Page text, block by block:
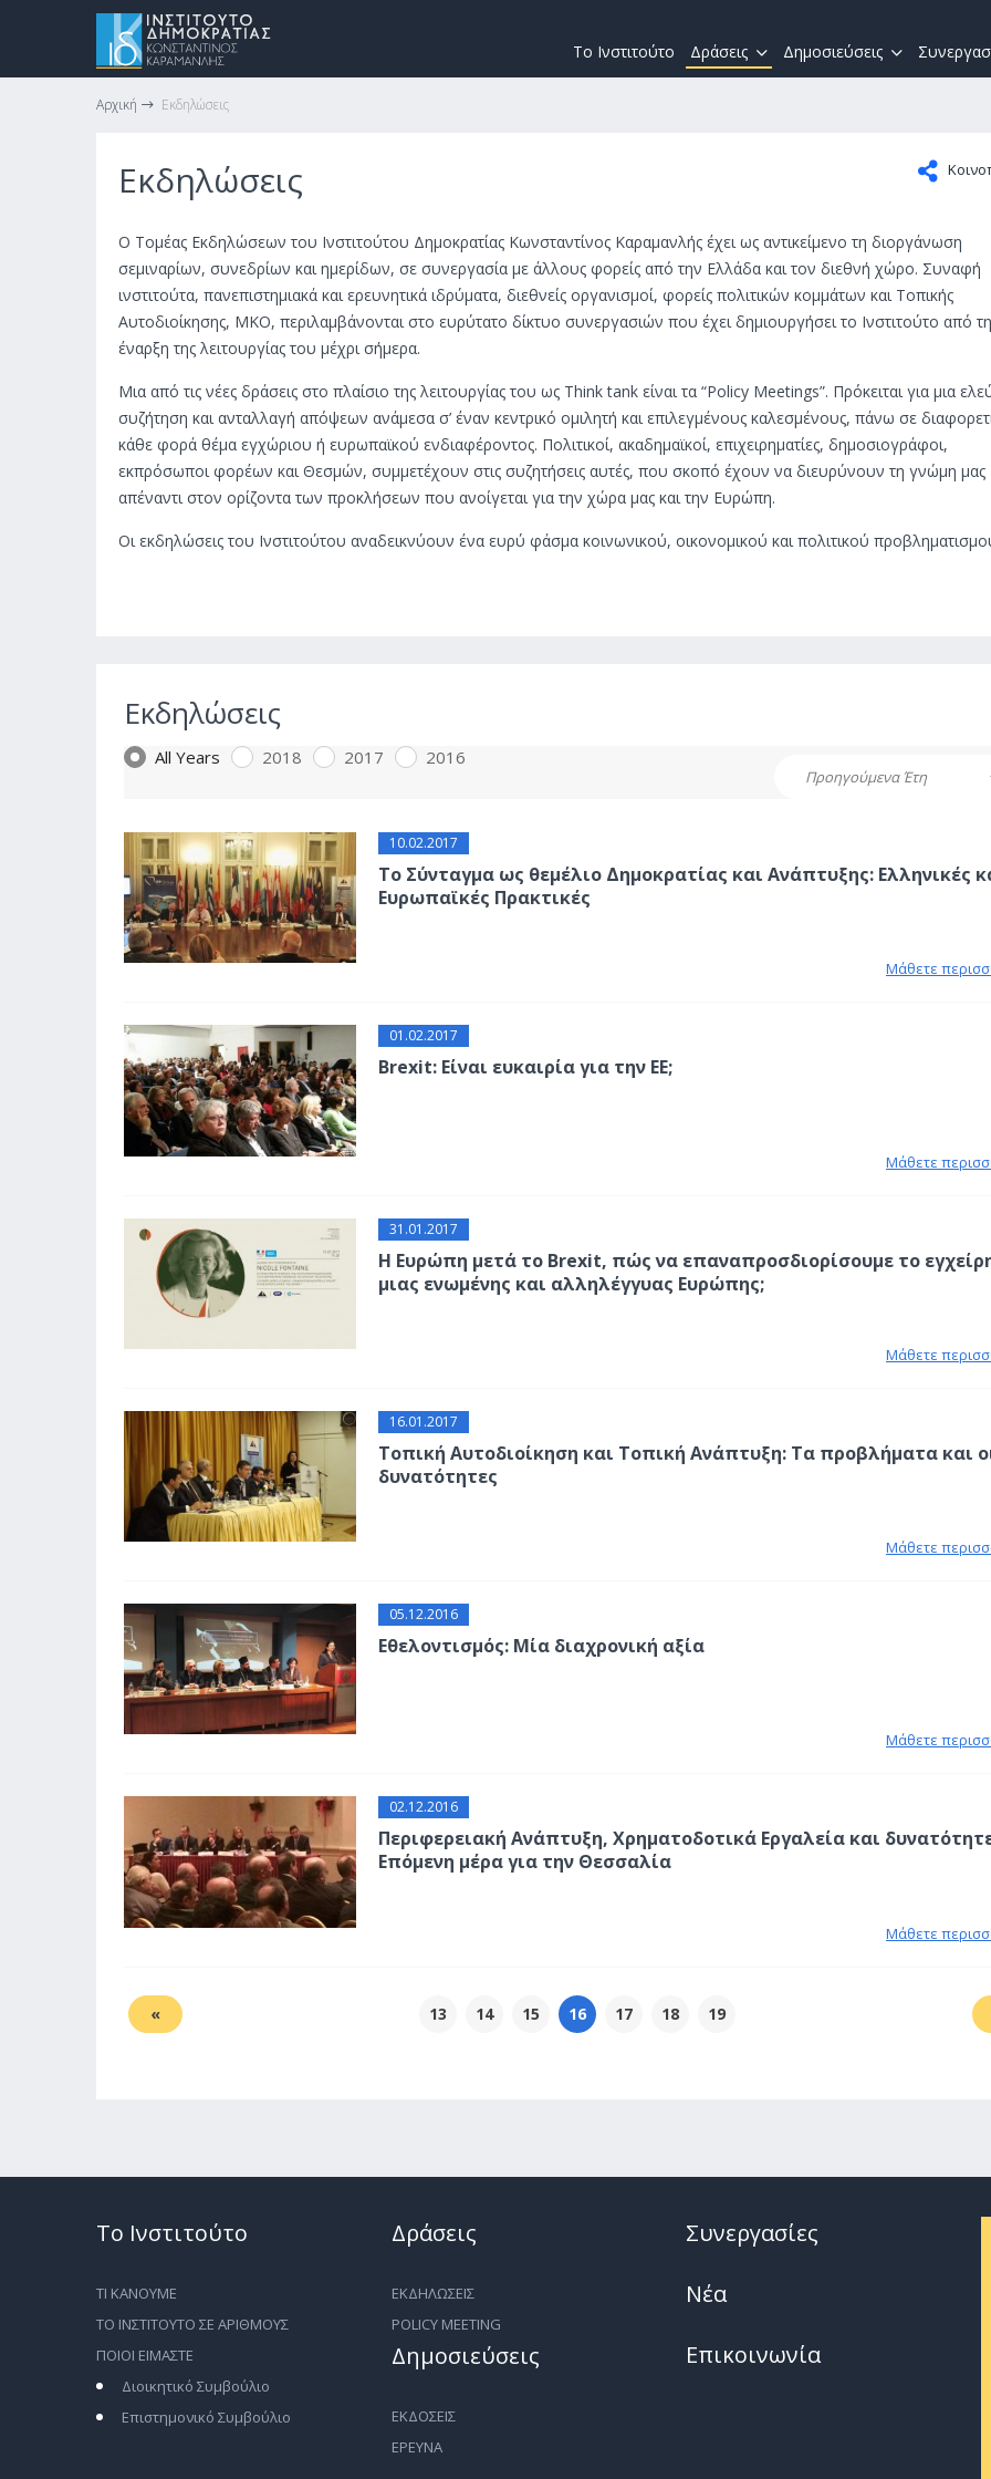
Το Ινστιτούτο Δράσεις Δημοσιεύσεις
Αρχική Εκδηλώσεις
Εκδηλώσεις
Ο Τομέας Εκδηλώσεων του Ινστιτούτου Δημοκρατίας Κωνσταντίνος Καραμανλής έχει ως αντικείμενο τη διοργάνωση
σεμιναρίων, συνεδρίων και ημερίδων, σε συνεργασία με άλλους φορείς από την Ελλάδα και τον διεθνή χώρο. Συναφή
ινστιτούτα, πανεπιστημιακά και ερευνητικά ιδρύματα, διεθνείς οργανισμοί, φορείς πολιτικών κομμάτων και Τοπικής
Αυτοδιοίκησης, ΜΚΟ, περιλαμβάνονται στο ευρύτατο δίκτυο συνεργασιών που έχει δημιουργήσει το Ινστιτούτο από
έναρξη της λειτουργίας του μέχρι σήμερα.
Μια από τις νέες δράσεις στο πλαίσιο της λειτουργίας του ως Think tank είναι τα “Policy Meetings”. Πρόκειται για μια
συζήτηση και ανταλλαγή απόψεων ανάμεσα σ’ έναν κεντρικό ομιλητή και επιλεγμένους καλεσμένους, πάνω σε
κάθε φορά θέμα εγχώριου ή ευρωπαϊκού ενδιαφέροντος. Πολιτικοί, ακαδημαϊκοί, επιχειρηματίες, δημοσιογράφοι,
εκπρόσωποι φορέων και Θεσμών, συμμετέχουν στις συζητήσεις αυτές, που σκοπό έχουν να διευρύνουν τη γνώμη μας
απέναντι στον ορίζοντα των προκλήσεων που ανοίγεται για την χώρα μας και την Ευρώπη.
Οι εκδηλώσεις του Ινστιτούτου αναδεικνύουν ένα ευρύ φάσμα κοινωνικού, οικονομικού και πολιτικού
Εκδηλώσεις
All Years 2018 2017 2016
Προηγούμενα Έτη
10.02.2017
Το Σύνταγμα ως θεμέλιο Δημοκρατίας και Ανάπτυξης: Ελληνικές
Ευρωπαϊκές Πρακτικές
Μάθετε
01.02.2017
Brexit: Είναι ευκαιρία για την ΕΕ;
Μάθετε
31.01.2017
Η Ευρώπη μετά το Brexit, πώς να επαναπροσδιορίσουμε το
μιας ενωμένης και αλληλέγγυας Ευρώπης;
Μάθετε
16.01.2017
Τοπική Αυτοδιοίκηση και Τοπική Ανάπτυξη: Τα προβλήματα και
δυνατότητες
Μάθετε
05.12.2016
Εθελοντισμός: Μία διαχρονική αξία
Μάθετε
02.12.2016
Περιφερειακή Ανάπτυξη, Χρηματοδοτικά Εργαλεία και
Επόμενη μέρα για την Θεσσαλία
Μάθετε
« 13 14 15 16 17 18 19
Το Ινστιτούτο
ΤΙ ΚΑΝΟΥΜΕ
ΤΟ ΙΝΣΤΙΤΟΥΤΟ ΣΕ ΑΡΙΘΜΟΥΣ
ΠΟΙΟΙ ΕΙΜΑΣΤΕ
Διοικητικό Συμβούλιο
Επιστημονικό Συμβούλιο
Δράσεις
ΕΚΔΗΛΩΣΕΙΣ
POLICY MEETING
Δημοσιεύσεις
ΕΚΔΟΣΕΙΣ
ΕΡΕΥΝΑ
Συνεργασίες
Νέα
Επικοινωνία